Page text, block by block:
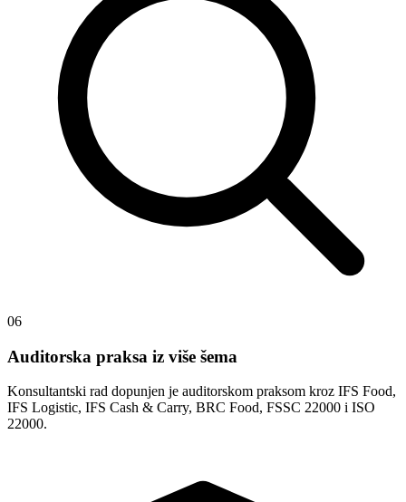
06
Auditorska praksa iz više šema
Konsultantski rad dopunjen je auditorskom praksom kroz IFS Food,
IFS Logistic, IFS Cash & Carry, BRC Food, FSSC 22000 i ISO
22000.